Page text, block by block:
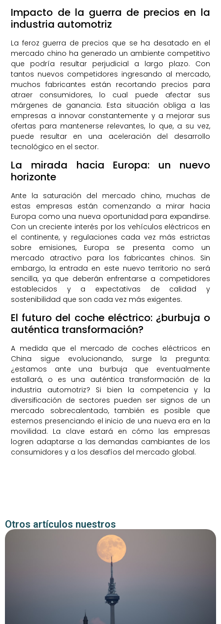
Impacto de la guerra de precios en la
industria automotriz
La feroz guerra de precios que se ha desatado en el
mercado chino ha generado un ambiente competitivo
que podría resultar perjudicial a largo plazo. Con
tantos nuevos competidores ingresando al mercado,
muchos fabricantes están recortando precios para
atraer consumidores, lo cual puede afectar sus
márgenes de ganancia. Esta situación obliga a las
empresas a innovar constantemente y a mejorar sus
ofertas para mantenerse relevantes, lo que, a su vez,
puede resultar en una aceleración del desarrollo
tecnológico en el sector.
La mirada hacia Europa: un nuevo
horizonte
Ante la saturación del mercado chino, muchas de
estas empresas están comenzando a mirar hacia
Europa como una nueva oportunidad para expandirse.
Con un creciente interés por los vehículos eléctricos en
el continente, y regulaciones cada vez más estrictas
sobre emisiones, Europa se presenta como un
mercado atractivo para los fabricantes chinos. Sin
embargo, la entrada en este nuevo territorio no será
sencilla, ya que deberán enfrentarse a competidores
establecidos y a expectativas de calidad y
sostenibilidad que son cada vez más exigentes.
El futuro del coche eléctrico: ¿burbuja o
auténtica transformación?
A medida que el mercado de coches eléctricos en
China sigue evolucionando, surge la pregunta:
¿estamos ante una burbuja que eventualmente
estallará, o es una auténtica transformación de la
industria automotriz? Si bien la competencia y la
diversificación de sectores pueden ser signos de un
mercado sobrecalentado, también es posible que
estemos presenciando el inicio de una nueva era en la
movilidad. La clave estará en cómo las empresas
logren adaptarse a las demandas cambiantes de los
consumidores y a los desafíos del mercado global.
Otros artículos nuestros